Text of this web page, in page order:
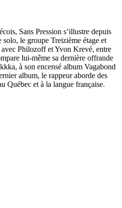
Sans Pression s’illustre depuis
solo, le groupe Treizième étage et
Philozoff et Yvon Krevé, entre
lui-même sa dernière offrande
à son encensé album Vagabond
album, le rappeur aborde des
Québec et à la langue française.